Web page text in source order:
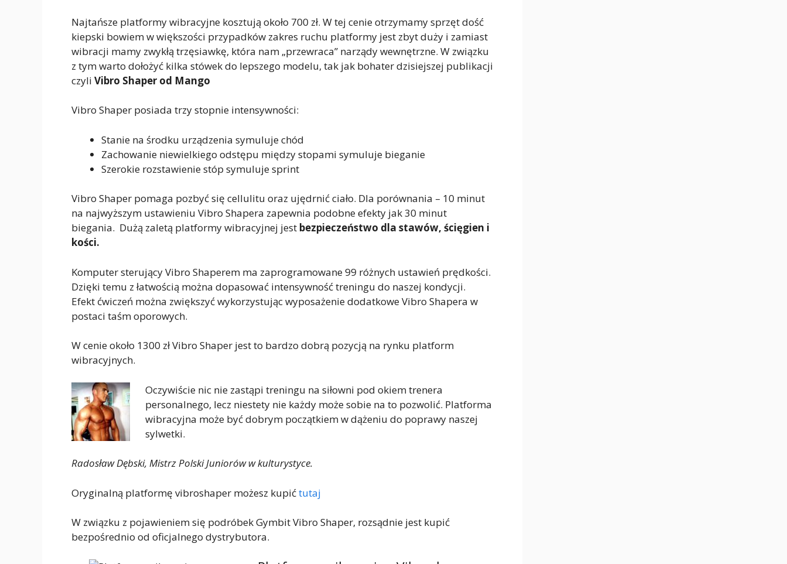
Najtańsze platformy wibracyjne kosztują około 700 zł. W tej cenie otrzymamy sprzęt dość
kiepski bowiem w większości przypadków zakres ruchu platformy jest zbyt duży i zamiast
wibracji mamy zwykłą trzęsiawkę, która nam „przewraca” narządy wewnętrzne. W związku
z tym warto dołożyć kilka stówek do lepszego modelu, tak jak bohater dzisiejszej publikacji
czyli Vibro Shaper od Mango
Vibro Shaper posiada trzy stopnie intensywności:
Stanie na środku urządzenia symuluje chód
Zachowanie niewielkiego odstępu między stopami symuluje bieganie
Szerokie rozstawienie stóp symuluje sprint
Vibro Shaper pomaga pozbyć się cellulitu oraz ujędrnić ciało. Dla porównania – 10 minut
na najwyższym ustawieniu Vibro Shapera zapewnia podobne efekty jak 30 minut
biegania. Dużą zaletą platformy wibracyjnej jest bezpieczeństwo dla stawów, ścięgien i
kości.
Komputer sterujący Vibro Shaperem ma zaprogramowane 99 różnych ustawień prędkości.
Dzięki temu z łatwością można dopasować intensywność treningu do naszej kondycji.
Efekt ćwiczeń można zwiększyć wykorzystując wyposażenie dodatkowe Vibro Shapera w
postaci taśm oporowych.
W cenie około 1300 zł Vibro Shaper jest to bardzo dobrą pozycją na rynku platform
wibracyjnych.
Oczywiście nic nie zastąpi treningu na siłowni pod okiem trenera
personalnego, lecz niestety nie każdy może sobie na to pozwolić. Platforma
wibracyjna może być dobrym początkiem w dążeniu do poprawy naszej
sylwetki.
Radosław Dębski, Mistrz Polski Juniorów w kulturystyce.
Oryginalną platformę vibroshaper możesz kupićtutaj
W związku z pojawieniem się podróbek Gymbit Vibro Shaper, rozsądnie jest kupić
bezpośrednio od oficjalnego dystrybutora.